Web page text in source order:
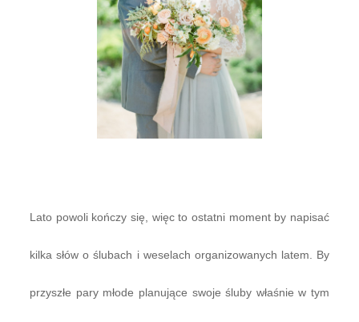
BLOG
KONTAKT
WEDDING IN POLAND
Lato powoli kończy się, więc to ostatni moment by napisać
kilka słów o ślubach i weselach organizowanych latem. By
przyszłe pary młode planujące swoje śluby właśnie w tym